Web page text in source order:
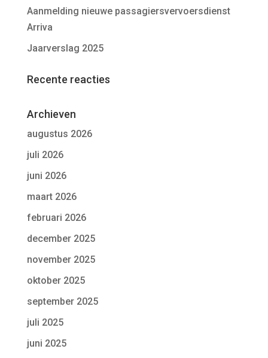
Aanmelding nieuwe passagiersvervoersdienst
Arriva
Jaarverslag 2025
Recente reacties
Archieven
augustus 2026
juli 2026
juni 2026
maart 2026
februari 2026
december 2025
november 2025
oktober 2025
september 2025
juli 2025
juni 2025